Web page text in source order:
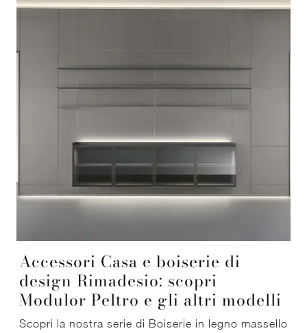
Accessori Casa e boiserie di
design Rimadesio: scopri
Modulor Peltro e gli altri modelli
Scopri la nostra serie di Boiserie in legno massello